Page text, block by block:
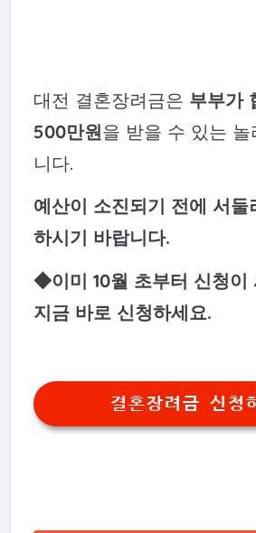
대전 결혼장려금은 부부가
500만원을 받을 수 있는 놀
니다.
예산이 소진되기 전에 서둘
하시기 바랍니다.
◆이미 10월 초부터 신청이
지금 바로 신청하세요.
결혼장려금 신청